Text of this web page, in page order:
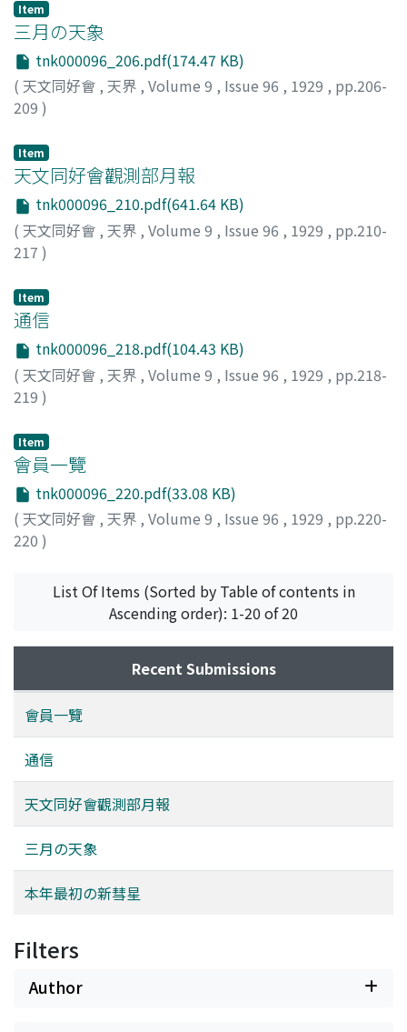
Item
三月の天象
tnk000096_206.pdf(174.47 KB)
( 天文同好會 , 天界 , Volume 9 , Issue 96 , 1929 , pp.206-
209 )
Item
天文同好會觀測部月報
tnk000096_210.pdf(641.64 KB)
( 天文同好會 , 天界 , Volume 9 , Issue 96 , 1929 , pp.210-
217 )
Item
通信
tnk000096_218.pdf(104.43 KB)
( 天文同好會 , 天界 , Volume 9 , Issue 96 , 1929 , pp.218-
219 )
Item
會員一覽
tnk000096_220.pdf(33.08 KB)
( 天文同好會 , 天界 , Volume 9 , Issue 96 , 1929 , pp.220-
220 )
List Of Items (Sorted by Table of contents in
Ascending order): 1-20 of 20
Recent Submissions
會員一覽
通信
天文同好會觀測部月報
三月の天象
本年最初の新彗星
Filters
Author